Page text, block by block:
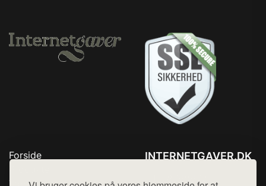
Forside
Top Rabatter
INTERNETGAVER.DK